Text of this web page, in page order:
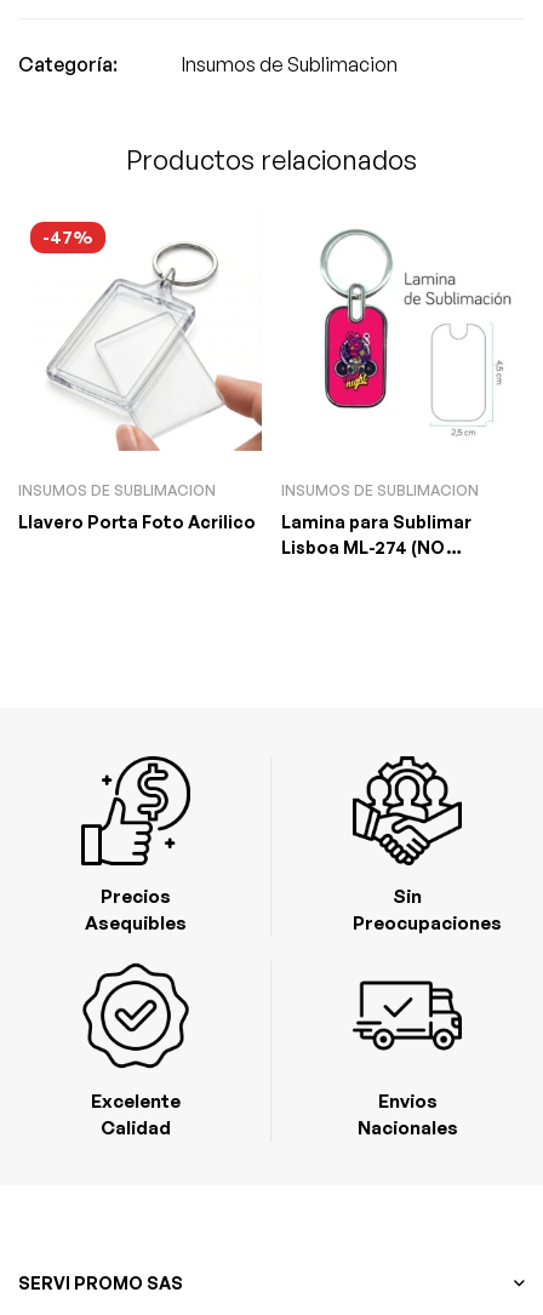
Categoría: Insumos de Sublimacion
Productos relacionados
-47%
INSUMOS DE SUBLIMACION
Llavero Porta Foto Acrilico
INSUMOS DE SUBLIMACION
Lamina para Sublimar
Lisboa ML-274 (NO
Excelente
Calidad
Precios
Asequibles
Envios
Nacionales
Sin
Preocupaciones
SERVI PROMO SAS